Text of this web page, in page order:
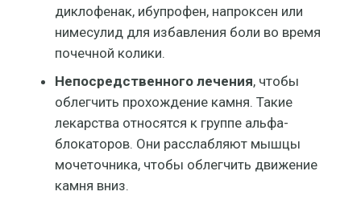
диклофенак, ибупрофен, напроксен или
нимесулид для избавления боли во время
почечной колики.
Непосредственного лечения, чтобы
облегчить прохождение камня. Такие
лекарства относятся к группе альфа-
блокаторов. Они расслабляют мышцы
мочеточника, чтобы облегчить движение
камня вниз.